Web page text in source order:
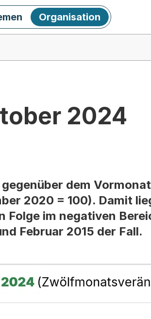
Organisation
2024
dem
2020 = 100). Damit
im negativen
Februar 2015 der Fall.